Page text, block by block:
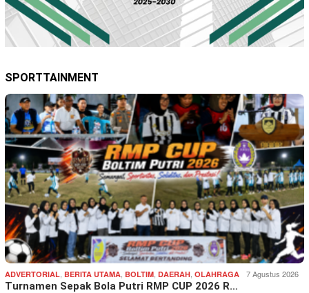
SPORTTAINMENT
ADVERTORIAL BERITA UTAMA BOLTIM DAERAH OLAHRAGA 7 Agustus 2026
Turnamen Sepak Bola Putri RMP CUP 2026 R…